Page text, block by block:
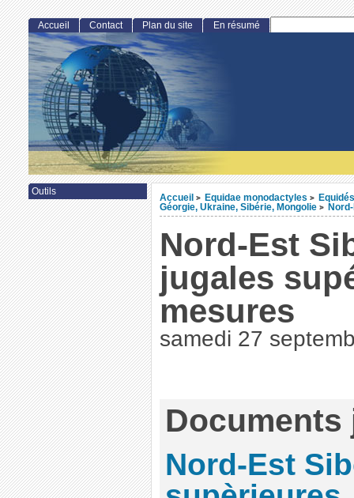
Accueil > Equidae monodactyles >
Géorgie, Ukraine, Sibérie, Mongolie >
Nord-Est
jugales
mesures
samedi 27
Documents
Nord-Est
Accueil Contact Plan du site En résumé
Outils